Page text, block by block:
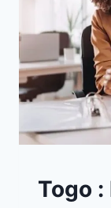
A
LA
Togo :